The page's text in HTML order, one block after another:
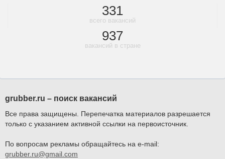
331
всего вакансий
937
вакансий в стране
grubber.ru – поиск вакансий
Все права защищены. Перепечатка материалов разрешается
только с указанием активной ссылки на первоисточник.
По вопросам рекламы обращайтесь на e-mail:
grubber.ru@gmail.com